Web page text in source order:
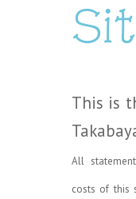
This is
All
costs of this